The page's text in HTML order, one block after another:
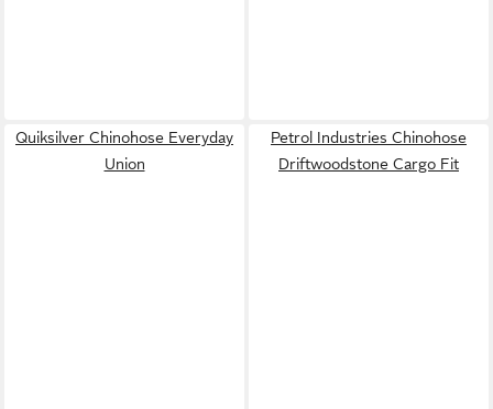
Quiksilver Chinohose Everyday
Union
Petrol Industries Chinohose
Driftwoodstone Cargo Fit